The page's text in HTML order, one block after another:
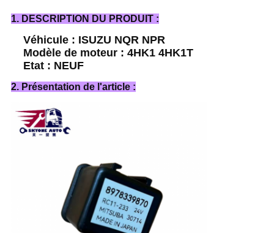
1. DESCRIPTION DU PRODUIT :
Véhicule : ISUZU NQR NPR
Modèle de moteur : 4HK1 4HK1T
Etat : NEUF
2. Présentation de l'article :